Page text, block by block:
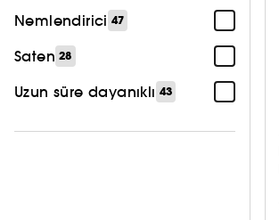
Nemlendirici 47
Saten 28
Uzun süre dayanıklı 43